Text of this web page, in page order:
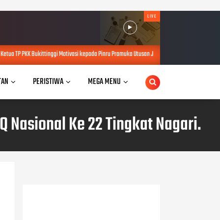
LIVE
Motivasi kepada Pinru Pramuka Utusan Jambore Nasional XII.
PERISTIWA MEGA MENU
Nasional Ke 22 Tingkat Nagari.